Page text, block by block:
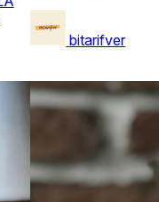
bitarifver